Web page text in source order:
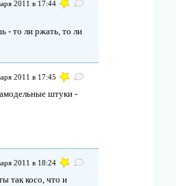
2011 в 17:44
- то ли ржать, то ли
2011 в 17:45
штуки -
2011 в 18:24
так косо, что и